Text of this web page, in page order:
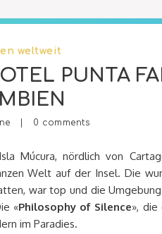
weltweit
PUNTA
0 comments
Múcura, nördlich von
Welt auf der Insel. Die
war top und die
«Philosophy of Silence», die
im Paradies.